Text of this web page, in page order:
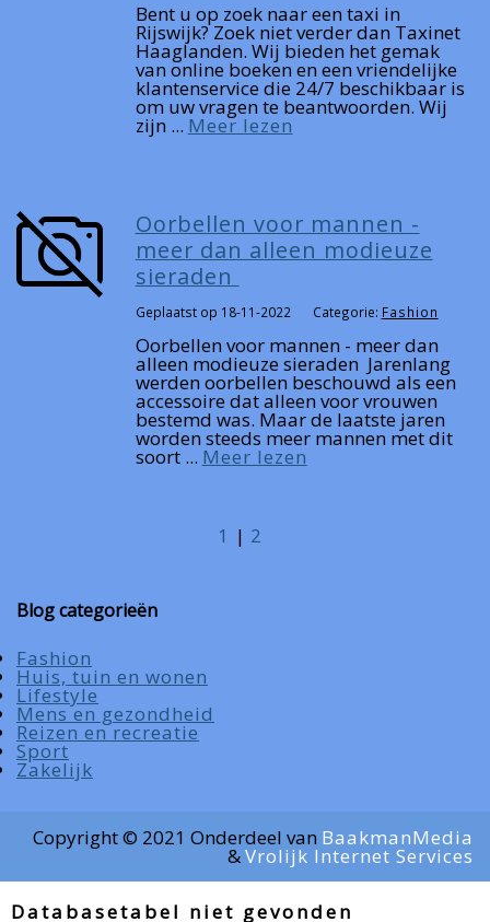
Bent u op zoek naar een taxi in
Rijswijk? Zoek niet verder dan Taxinet
Haaglanden. Wij bieden het gemak
van online boeken en een vriendelijke
klantenservice die 24/7 beschikbaar is
om uw vragen te beantwoorden. Wij
zijn ... Meer lezen
Oorbellen voor mannen -
meer dan alleen modieuze
sieraden
Geplaatst op 18-11-2022 Categorie: Fashion
Oorbellen voor mannen - meer dan
alleen modieuze sieraden Jarenlang
werden oorbellen beschouwd als een
accessoire dat alleen voor vrouwen
bestemd was. Maar de laatste jaren
worden steeds meer mannen met dit
soort ... Meer lezen
1 2
Blog categorieën
Fashion
Huis, tuin en wonen
Lifestyle
Mens en gezondheid
Reizen en recreatie
Sport
Zakelijk
Copyright © 2021 Onderdeel van BaakmanMedia
&Vrolijk Internet Services
Databasetabel niet gevonden